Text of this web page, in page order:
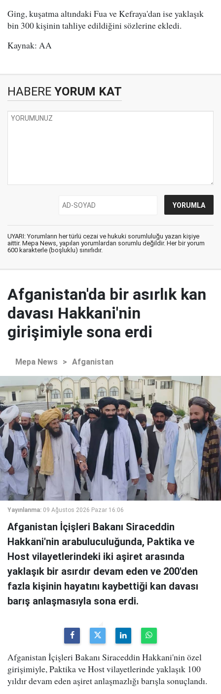
Ging, kuşatma altındaki Fua ve Kefraya'dan ise yaklaşık
bin 300 kişinin tahliye edildiğini sözlerine ekledi.
Kaynak: AA
HABERE YORUM KAT
UYARI: Yorumların her türlü cezai ve hukuki sorumluluğu yazan kişiye
aittir. Mepa News, yapılan yorumlardan sorumlu değildir. Her bir yorum
600 karakterle (boşluklu) sınırlıdır.
Afganistan'da bir asırlık kan
davası Hakkani'nin
girişimiyle sona erdi
Mepa News > Afganistan
Yayınlanma: 09 Ağustos 2026 Pazar 16:06
Afganistan İçişleri Bakanı Siraceddin
Hakkani'nin arabuluculuğunda, Paktika ve
Host vilayetlerindeki iki aşiret arasında
yaklaşık bir asırdır devam eden ve 200'den
fazla kişinin hayatını kaybettiği kan davası
barış anlaşmasıyla sona erdi.
Afganistan İçişleri Bakanı Siraceddin Hakkani'nin özel
girişimiyle, Paktika ve Host vilayetlerinde yaklaşık 100
yıldır devam eden aşiret anlaşmazlığı barışla sonuçlandı.